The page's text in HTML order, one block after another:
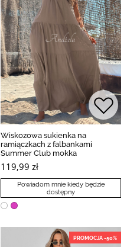
Wiskozowa sukienka na
ramiączkach z falbankami
Summer Club mokka
119,99 zł
Powiadom mnie kiedy będzie
dostępny
PROMOCJA -50%